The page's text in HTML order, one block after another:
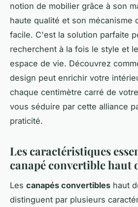
notion de mobilier grâce à son
haute qualité et son mécanisme
facile. C'est la solution parfaite
recherchent à la fois le style et
espace de vie. Découvrez
design peut enrichir votre
chaque centimètre carré de
vous séduire par cette alliance
praticité.
Les caractéristiques
canapé convertible haut
Les canapés convertibles haut
distinguent par plusieurs